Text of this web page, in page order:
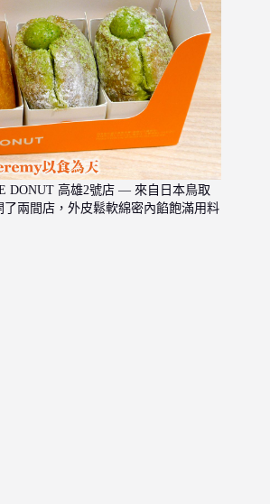
DONUT 高雄2號店 — 來自日本鳥取
兩間店，外皮鬆軟綿密內餡飽滿用料